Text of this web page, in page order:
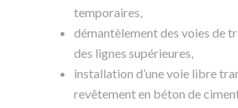
temporaires,
démantèlement des voies de
des lignes supérieures,
installation d’une voie libre
revêtement en béton de